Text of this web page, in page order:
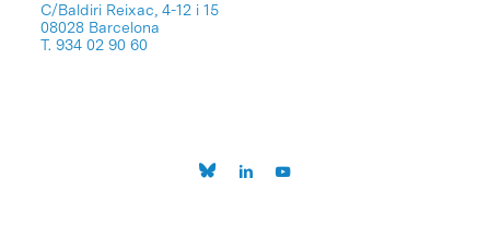
C/Baldiri Reixac, 4-12 i 15
08028 Barcelona
T. 934 02 90 60